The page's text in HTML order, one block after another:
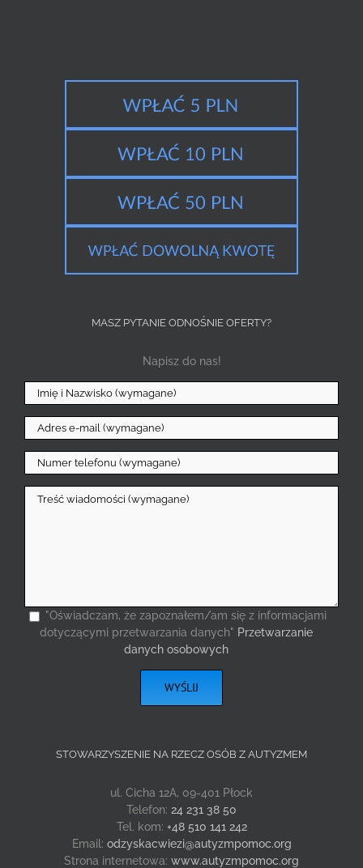
MASZ PYTANIE ODNOŚNIE OFERTY?
Napisz do nas!
"Oświadczam, że zapoznałem/am się z informacjami
dotyczącymi przetwarzania danych" Przetwarzanie
danych osobowych
STOWARZYSZENIE NA RZECZ OSÓB Z AUTYZMEM
ul. Cicha 12A, 09-401 Płock
Telefon: 24 231 38 50
Tel. kom: +48 510 141 242
Email: odzyskacwiezi@autyzmpomoc.org
Strona internetowa: www.autyzmpomoc.org